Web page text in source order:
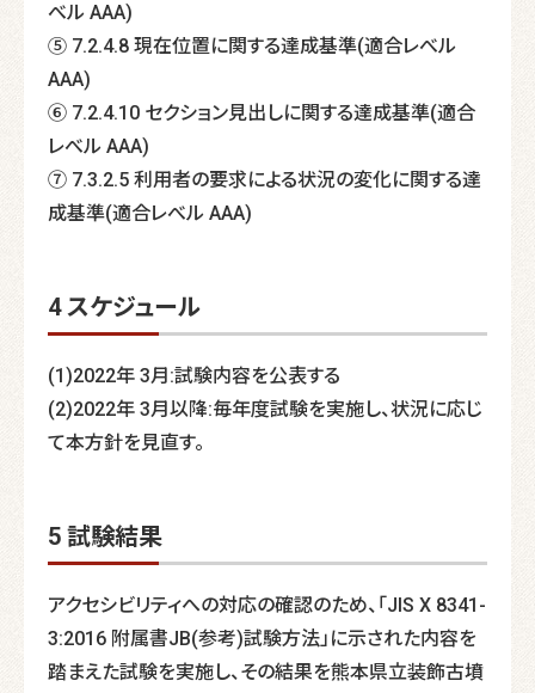
べル AAA)
⑤ 7.2.4.8 現在位置に関する達成基準(適合レべル
AAA)
⑥ 7.2.4.10 セクション見出しに関する達成基準(適合
レべル AAA)
⑦ 7.3.2.5 利用者の要求による状況の変化に関する達
成基準(適合レべル AAA)
4 スケジュール
(1)2022年 3月:試験内容を公表する
(2)2022年 3月以降:毎年度試験を実施し、状況に応じ
て本方針を見直す。
5 試験結果
アクセシビリティへの対応の確認のため、「JIS X 8341-
3:2016 附属書JB(参考)試験方法」に示された内容を
踏まえた試験を実施し、その結果を熊本県立装飾古墳